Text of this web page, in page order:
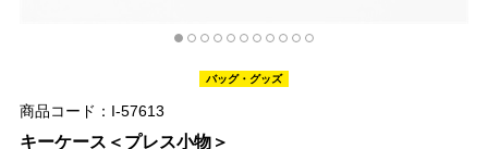
バッグ・グッズ
商品コード：I-57613
キーケース＜プレス小物＞